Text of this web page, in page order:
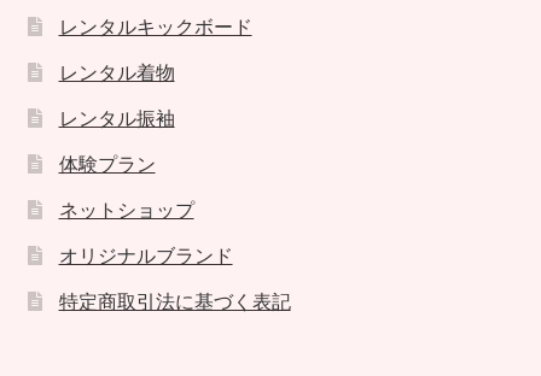
レンタルキックボード
レンタル着物
レンタル振袖
体験プラン
ネットショップ
オリジナルブランド
特定商取引法に基づく表記